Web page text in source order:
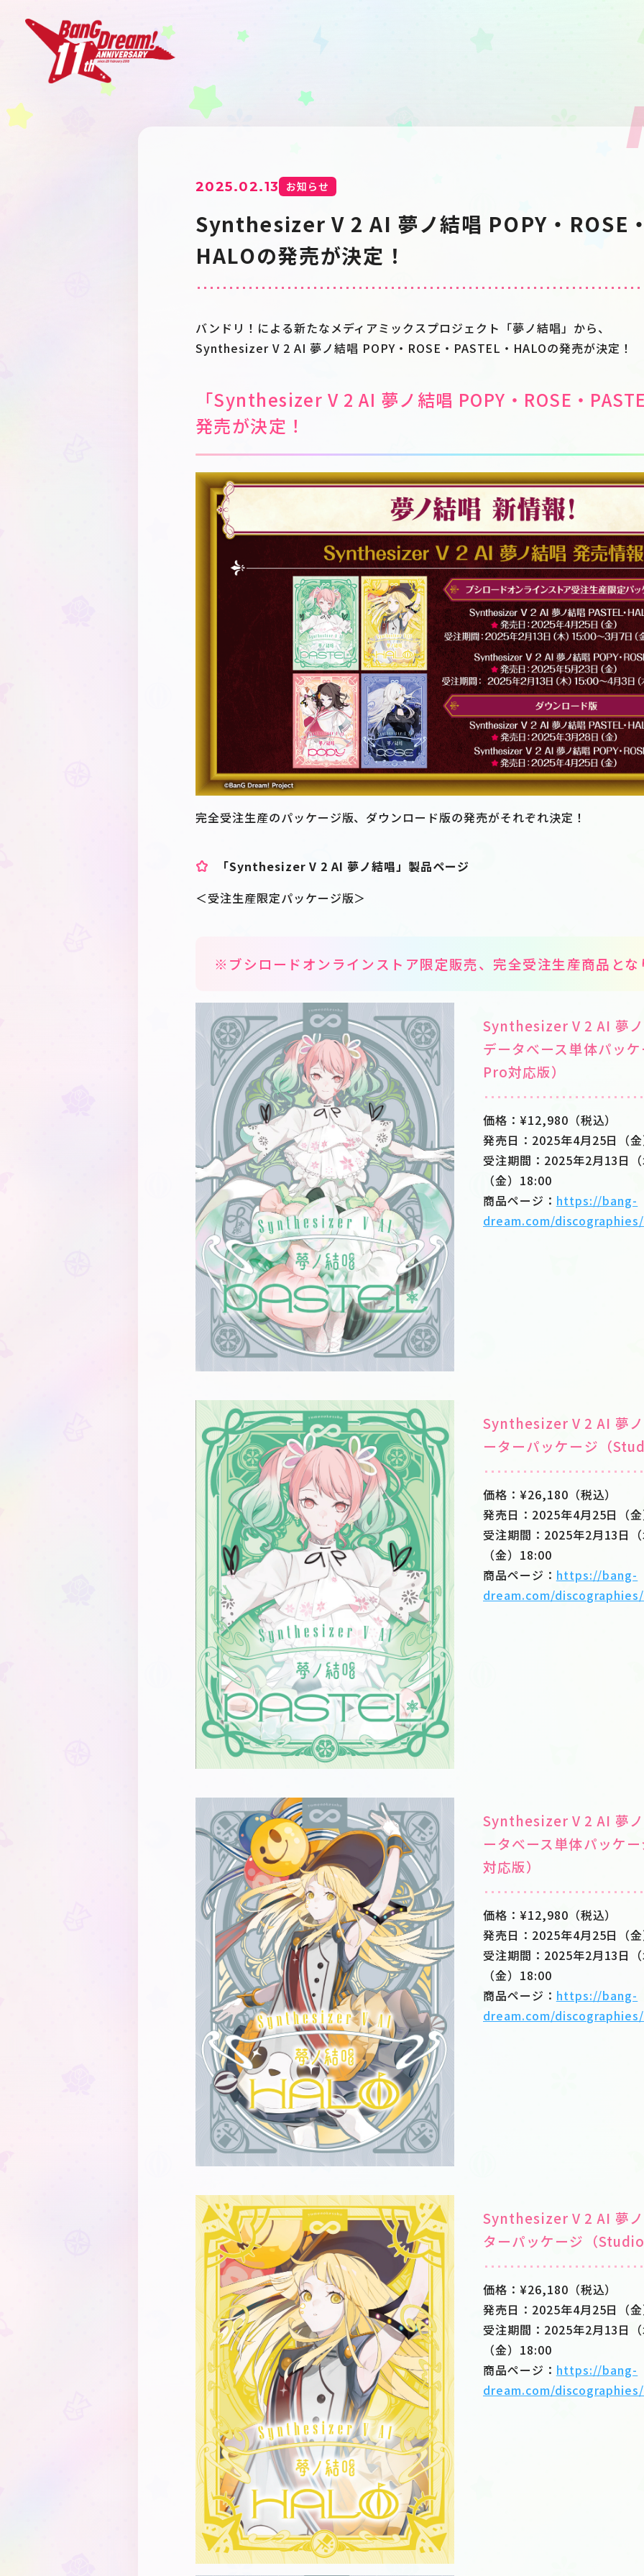
2025.02.13 お知らせ
Synthesizer V 2 AI 夢ノ結唱 POPY・ROSE
HALOの発売が決定！
バンドリ！による新たなメディアミックスプロジェクト「夢ノ結唱」から、
Synthesizer V 2 AI 夢ノ結唱 POPY・ROSE・PASTEL・HALOの発売が決定！
「Synthesizer V 2 AI 夢ノ結唱 POPY・ROSE・
発売が決定！
完全受注生産のパッケージ版、ダウンロード版の発売がそれぞれ決定！
「Synthesizer V 2 AI 夢ノ結唱」製品ページ
＜受注生産限定パッケージ版＞
※ブシロードオンラインストア限定販売、完全受注生産商品とな
Synthesizer V 2 AI 夢
データべース単体パッ
Pro対応版）
価格：¥12,980（税込）
発売日：2025年4月25日（
受注期間：2025年2月13日
（金）18:00
商品ページ： https://bang-
dream.com/
Synthesizer V 2 AI 夢
ーターパッケージ（
価格：¥26,180（税込）
発売日：2025年4月25日（
受注期間：2025年2月13日
（金）18:00
商品ページ： https://bang-
dream.com/
Synthesizer V 2 AI 夢
ータべース単体パッケ
対応版）
価格：¥12,980（税込）
発売日：2025年4月25日（
受注期間：2025年2月13日
（金）18:00
商品ページ： https://bang-
dream.com/
Synthesizer V 2 AI 夢
ターパッケージ（
価格：¥26,180（税込）
発売日：2025年4月25日（
受注期間：2025年2月13日
（金）18:00
商品ページ： https://bang-
dream.com/